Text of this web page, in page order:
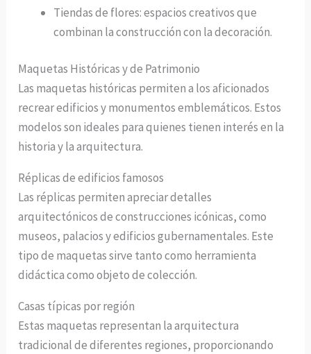
Tiendas de flores: espacios creativos que
combinan la construcción con la decoración.
Maquetas Históricas y de Patrimonio
Las maquetas históricas permiten a los aficionados
recrear edificios y monumentos emblemáticos. Estos
modelos son ideales para quienes tienen interés en la
historia y la arquitectura.
Réplicas de edificios famosos
Las réplicas permiten apreciar detalles
arquitectónicos de construcciones icónicas, como
museos, palacios y edificios gubernamentales. Este
tipo de maquetas sirve tanto como herramienta
didáctica como objeto de colección.
Casas típicas por región
Estas maquetas representan la arquitectura
tradicional de diferentes regiones, proporcionando